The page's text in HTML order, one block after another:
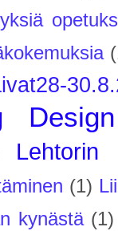
Design
Lehtorin
(1)
kynästä (1)